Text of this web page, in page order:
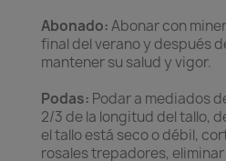
Abonado:Abonar con
final del verano y después
mantener su salud y vigor.
Podas: Podar a mediados
2/3 de la longitud del tallo,
el tallo está seco o débil,
rosales trepadores,